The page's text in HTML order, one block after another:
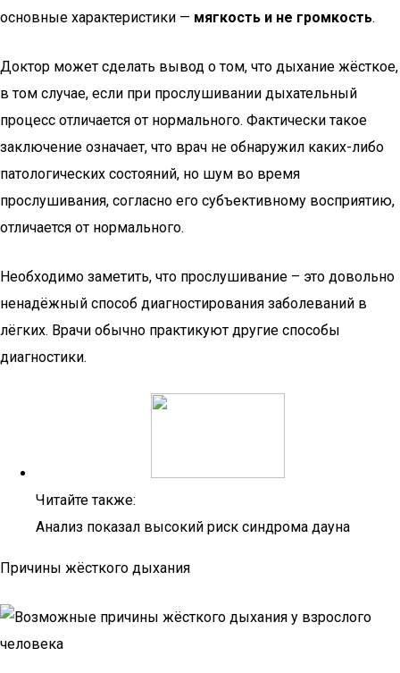
основные характеристики — мягкость и не громкость.
Доктор может сделать вывод о том, что дыхание жёсткое,
в том случае, если при прослушивании дыхательный
процесс отличается от нормального. Фактически такое
заключение означает, что врач не обнаружил каких-либо
патологических состояний, но шум во время
прослушивания, согласно его субъективному восприятию,
отличается от нормального.
Необходимо заметить, что прослушивание – это довольно
ненадёжный способ диагностирования заболеваний в
лёгких. Врачи обычно практикуют другие способы
диагностики.
Читайте также:
Анализ показал высокий риск синдрома дауна
Причины жёсткого дыхания